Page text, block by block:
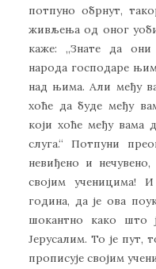
потпуно обрнут,
живљења од оног
каже: „Знате да они
народа господаре
над њима. Али међу
хоће да буде међу
који хоће међу вама
слуга.“ Потпуни
невиђено и
својим ученицима!
година, да је ова
шокантно како што
Јерусалим. То је пут,
прописује својим